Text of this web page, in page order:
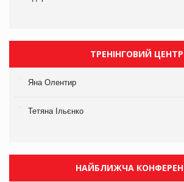
ТРЕНІНГОВИЙ ЦЕНТР
Яна Олентир
Тетяна Ільєнко
НАЙБЛИЖЧА